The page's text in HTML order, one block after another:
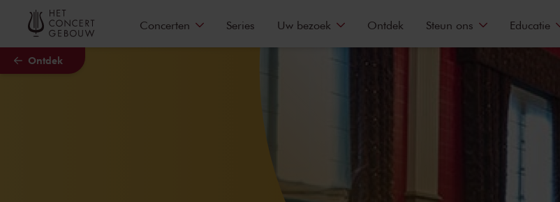
Naar hoofdcontent
Ontdek
Concerten Series Uw bezoek Ontdek Steun ons Educatie